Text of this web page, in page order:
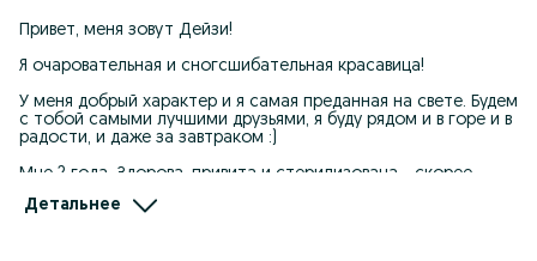
Привет, меня зовут Дейзи!
Я очаровательная и сногсшибательная красавица!
У меня добрый характер и я самая преданная на свете. Будем
с тобой самыми лучшими друзьями, я буду рядом и в горе и в
радости, и даже за завтраком :)
Мне 2 года. Здорова, привита и стерилизована - скорее
Детальнее